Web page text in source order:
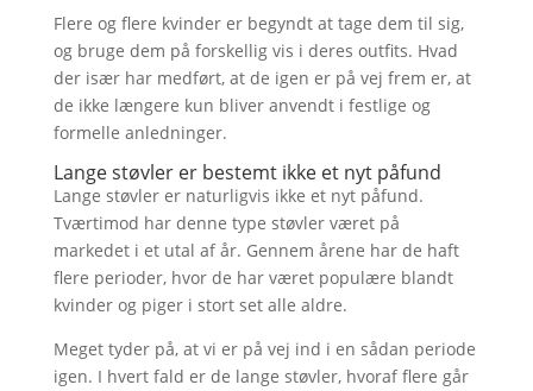
Flere og flere kvinder er begyndt at tage dem til sig,
og bruge dem på forskellig vis i deres outfits. Hvad
der især har medført, at de igen er på vej frem er, at
de ikke længere kun bliver anvendt i festlige og
formelle anledninger.
Lange støvler er bestemt ikke et nyt påfund
Lange støvler er naturligvis ikke et nyt påfund.
Tværtimod har denne type støvler været på
markedet i et utal af år. Gennem årene har de haft
flere perioder, hvor de har været populære blandt
kvinder og piger i stort set alle aldre.
Meget tyder på, at vi er på vej ind i en sådan periode
igen. I hvert fald er de lange støvler, hvoraf flere går